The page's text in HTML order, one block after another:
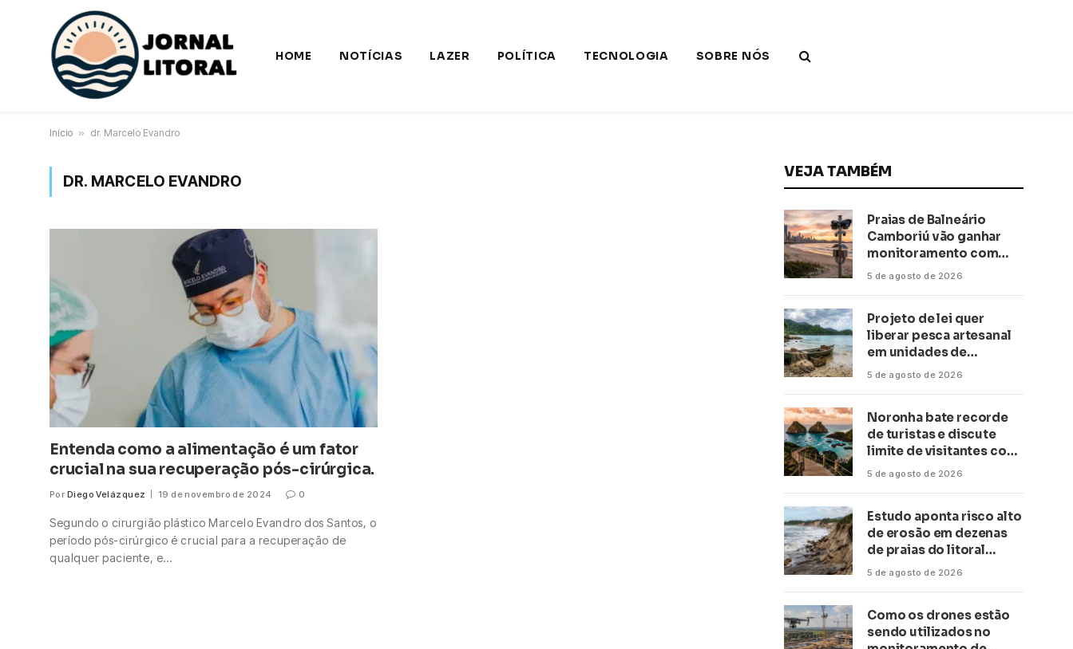
HOME NOTÍCIAS LAZER POLÍTICA TECNOLOGIA SOBRE NÓS
Início » dr. Marcelo Evandro
DR. MARCELO EVANDRO
Entenda como a alimentação é um fator
crucial na sua recuperação pós-cirúrgica.
Por Diego Velázquez 19 de novembro de 2024 0
Segundo o cirurgião plástico Marcelo Evandro dos Santos, o
período pós-cirúrgico é crucial para a recuperação de
qualquer paciente, e…
VEJA TAMBÉM
Praias de Balneário
Camboriú vão ganhar
monitoramento com
inteligência artificial
5 de agosto de 2026
Projeto de lei quer
liberar pesca artesanal
em unidades de
conservação
5 de agosto de 2026
Noronha bate recorde
de turistas e discute
limite de visitantes com
a Anac
5 de agosto de 2026
Estudo aponta risco alto
de erosão em dezenas
de praias do litoral
paulista
5 de agosto de 2026
Como os drones estão
sendo utilizados no